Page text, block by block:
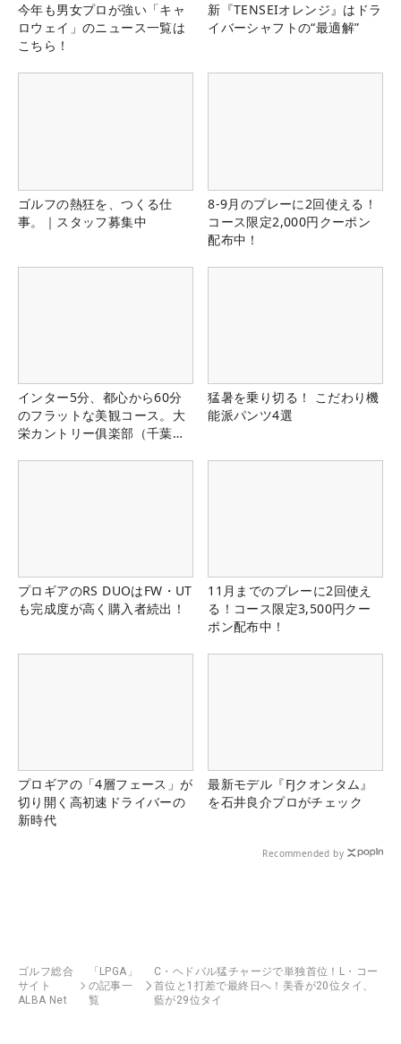
今年も男女プロが強い「キャ
ロウェイ」のニュース一覧は
こちら！
新『TENSEIオレンジ』はドラ
イバーシャフトの“最適解”
ゴルフの熱狂を、つくる仕
事。｜スタッフ募集中
8-9月のプレーに2回使える！
コース限定2,000円クーポン
配布中！
インター5分、都心から60分
のフラットな美観コース。大
栄カントリー俱楽部（千葉
猛暑を乗り切る！ こだわり機
能派パンツ4選
プロギアのRS DUOはFW・UT
も完成度が高く購入者続出！
11月までのプレーに2回使え
る！コース限定3,500円クー
ポン配布中！
プロギアの「4層フェース」が
切り開く高初速ドライバーの
新時代
最新モデル『FJクオンタム』
を石井良介プロがチェック
Recommended by
ゴルフ総合
サイト
ALBA Net
「LPGA」
の記事一
覧
C・ヘドバル猛チャージで単独首位！L・コー
首位と1打差で最終日へ！美香が20位タイ、
藍が29位タイ